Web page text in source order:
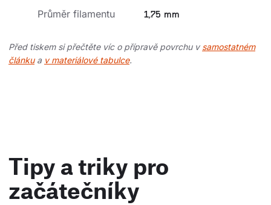
Průměr filamentu 1,75 mm
Před tiskem si přečtěte víc o přípravě povrchu v samostatném
článkua v materiálové tabulce.
Tipy a triky pro
začátečníky